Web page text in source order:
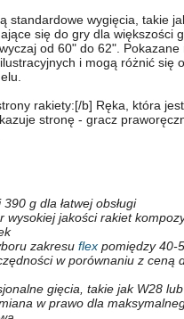
standardowe wygięcia, takie
się do gry dla większości
od 60" do 62". Pokazane
i mogą różnić się
rakiety:[/b] Ręka, która
stronę - gracz
g dla łatwej obsługi
wysokiej jakości rakiet
zakresu flex pomiędzy 40-
w porównaniu z ceną
gięcia, takie jak W28
w prawo dla